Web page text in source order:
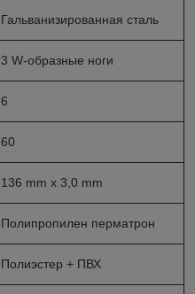
Гальванизированная сталь
3 W-образные ноги
6
60
136 mm х 3,0 mm
Полипропилен перматрон
Полиэстер + ПВХ